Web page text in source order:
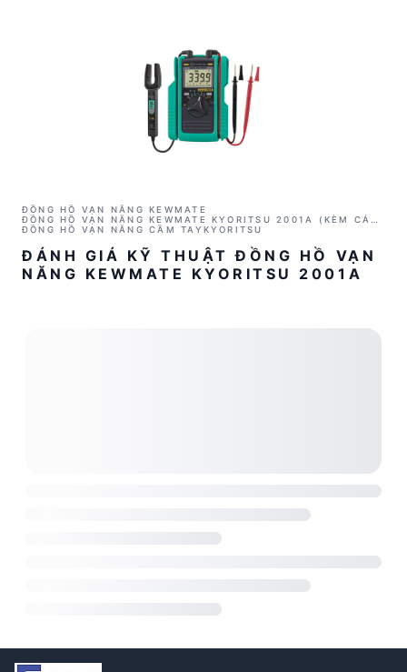
ĐỒNG HỒ VẠN NĂNG KEWMATE
ĐỒNG HỒ VẠN NĂNG KEWMATE KYORITSU 2001A (KÈM CẢM
BIẾN KẸP AC/DC)
ĐỒNG HỒ VẠN NĂNG CẦM TAY KYORITSU
ĐÁNH GIÁ KỸ THUẬT ĐỒNG HỒ VẠN
NĂNG KEWMATE KYORITSU 2001A